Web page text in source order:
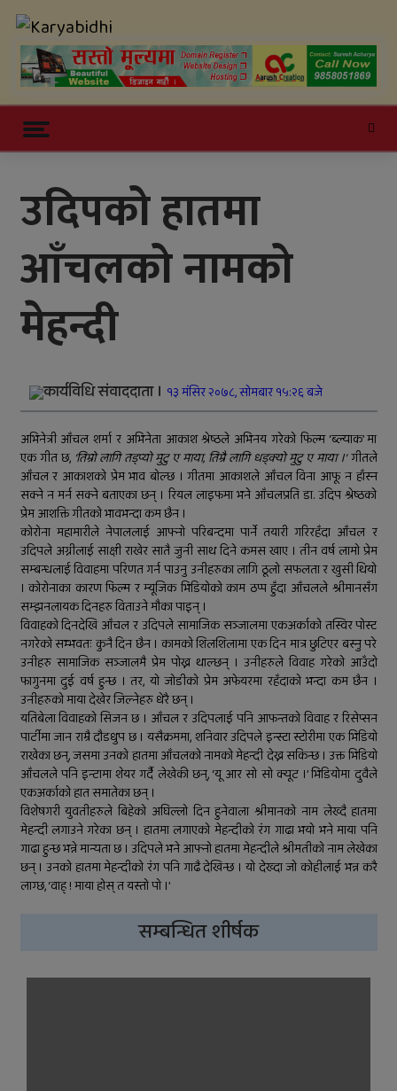
contentOnline News Portal
काठमाडौं उपत्यकाबाट बाहिरिने लामो
दूरीका सवारीसाधन बसपार्कमै रोकिए
काँक्रेविहारलाई विश्वस्तरीय पर्यटन केन्द्र
जिल्ला अस्पतालमा जटिल शल्यक्रिया
सफल
समानताका लागि सरोकारवालाको १० बुँदे
प्रतिबद्धता
प्रदेशमै पहिलो प्रविधिमैत्री बन्दै विरेन्द्रनगर
कर्णालीमा विपद् प्रतिकार्य योजना लागू
रुकुम पश्चिमका छ स्थानीय तहले ल्याए
तिन अर्ब ६२ करोड बजेट
सार्वजनिक बिदामा पनि सेवा दिदै
कालीकोटका नौ पालिकाको चार अर्ब ५५
करोड बजेट
अपाङ्गता भएकी छात्राको शिक्षाबाट बन्चित
सुर्खेतमा लागुऔषधविरुद्ध सचेतना
कार्यक्रम
उदिपको हातमा
आँचलको नामको
मेहन्दी
कार्यविधि संवाददाता । १३ मंसिर २०७८, सोमबार १५:२६ बजे
अभिनेत्री आँचल शर्मा र अभिनेता आकाश श्रेष्ठले अभिनय गरेको फिल्म ‘ब्ल्याक’ मा
एक गीत छ, ‘तिम्रो लागि तड्प्यो मुटु ए माया, तिम्रै लागि धड्क्यो मुटु ए माया ।’गीतले
आँचल र आकाशको प्रेम भाव बोल्छ । गीतमा आकाशले आँचल विना आफू न हाँस्न
सक्ने न मर्न सक्ने बताएका छन् । रियल लाइफमा भने आँचलप्रति डा. उदिप श्रेष्ठको
प्रेम आशक्ति गीतको भावभन्दा कम छैन ।
कोरोना महामारीले नेपाललाई आफ्नो परिबन्दमा पार्ने तयारी गरिरहँदा आँचल र
उदिपले अग्नीलाई साक्षी राखेर सातै जुनी साथ दिने कमस खाए । तीन वर्ष लामो प्रेम
सम्बन्धलाई विवाहमा परिणत गर्न पाउनु उनीहरुका लागि ठूलो सफलता र खुसी थियो
। कोरोनाका कारण फिल्म र म्यूजिक भिडियोको काम ठप्प हुँदा आँचलले श्रीमानसँग
सम्झनलायक दिनहरु विताउने मौका पाइन् ।
विवाहको दिनदेखि आँचल र उदिपले सामाजिक सञ्जालमा एकअर्काको तस्विर पोस्ट
नगरेको सम्भवतः कुनै दिन छैन । कामको शिलशिलामा एक दिन मात्र छुटिएर बस्नु परे
उनीहरु सामाजिक सञ्जालमै प्रेम पोख्न थाल्छन् । उनीहरुले विवाह गरेको आउँदो
फागुनमा दुई वर्ष हुन्छ । तर, यो जोडीको प्रेम अफेयरमा रहँदाको भन्दा कम छैन ।
उनीहरुको माया देखेर जिल्नेहरु धेरै छन् ।
यतिबेला विवाहको सिजन छ । आँचल र उदिपलाई पनि आफन्तको विवाह र रिसेप्सन
पार्टीमा जान राम्रै दौडधुप छ । यसैक्रममा, शनिवार उदिपले इन्स्टा स्टोरीमा एक भिडियो
राखेका छन्, जसमा उनको हातमा आँचलको नामको मेहन्दी देख्न सकिन्छ । उक्त भिडियो
आँचलले पनि इन्टामा शेयर गर्दै लेखेकी छन्, ‘यू आर सो सो क्यूट ।’ भिडियोमा दुवैले
एकअर्काको हात समातेका छन् ।
विशेषगरी युवतीहरुले बिहेको अघिल्लो दिन हुनेवाला श्रीमानको नाम लेख्दै हातमा
मेहन्दी लगाउने गरेका छन् । हातमा लगाएको मेहन्दीको रंग गाढा भयो भने माया पनि
गाढा हुन्छ भन्ने मान्यता छ । उदिपले भने आफ्नो हातमा मेहन्दीले श्रीमतीको नाम लेखेका
छन् । उनको हातमा मेहन्दीको रंग पनि गाढै देखिन्छ । यो देख्दा जो कोहीलाई भन्न करै
लाग्छ, ‘वाह् ! माया होस् त यस्तो पो ।’
सम्बन्धित शीर्षक